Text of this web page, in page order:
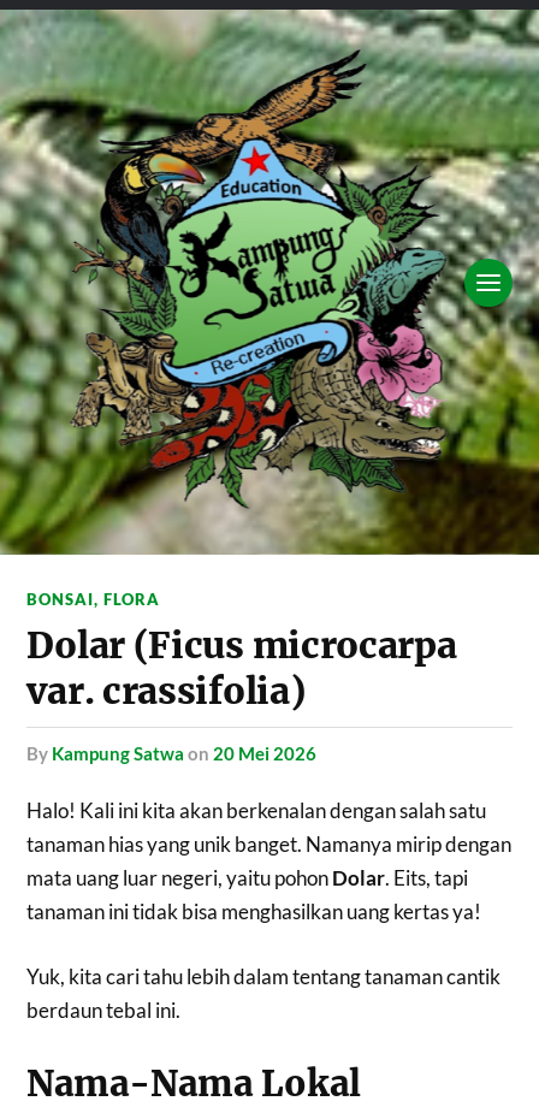
BONSAI,FLORA
Dolar (Ficus microcarpa
var. crassifolia)
by Kampung Satwa on 20 Mei 2026
Halo! Kali ini kita akan berkenalan dengan salah satu
tanaman hias yang unik banget. Namanya mirip dengan
mata uang luar negeri, yaitu pohonDolar. Eits, tapi
tanaman ini tidak bisa menghasilkan uang kertas ya!
Yuk, kita cari tahu lebih dalam tentang tanaman cantik
berdaun tebal ini.
Nama-Nama Lokal